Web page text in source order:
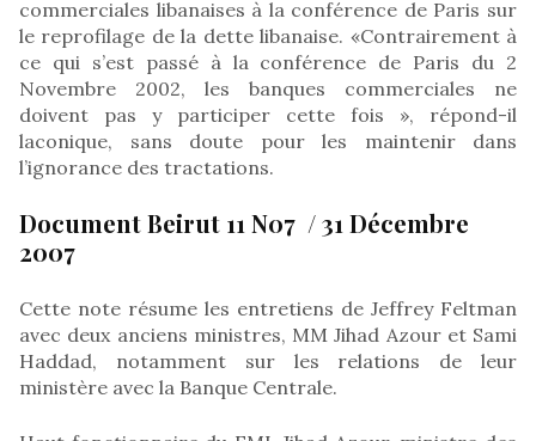
commerciales libanaises à la conférence de Paris sur
le reprofilage de la dette libanaise. «Contrairement à
ce qui s’est passé à la conférence de Paris du 2
Novembre 2002, les banques commerciales ne
doivent pas y participer cette fois », répond-il
laconique, sans doute pour les maintenir dans
l’ignorance des tractations.
Document Beirut 11 N07 / 31 Décembre
2007
Cette note résume les entretiens de Jeffrey Feltman
avec deux anciens ministres, MM Jihad Azour et Sami
Haddad, notamment sur les relations de leur
ministère avec la Banque Centrale.